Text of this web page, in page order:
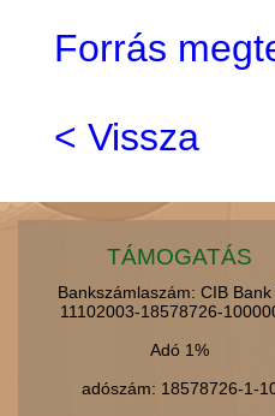
Forrás
< Vissza
TÁMOGATÁS
Bankszámlaszám: CIB Bank
11102003-18578726-
Adó 1%
adószám: 18578726-1-